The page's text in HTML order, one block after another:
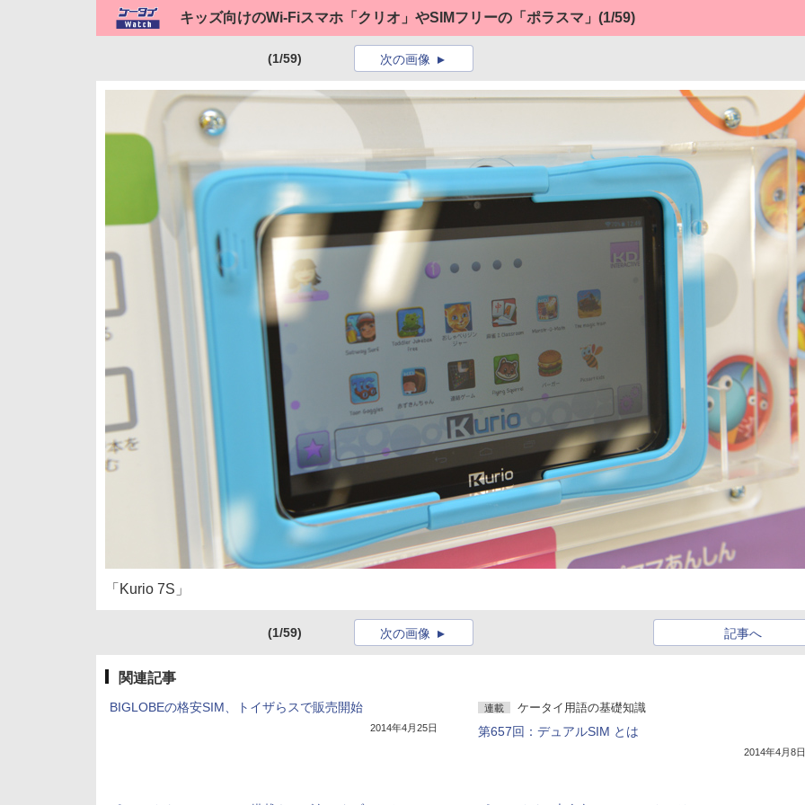
キッズ向けのWi-Fiスマホ「クリオ」やSIMフリーの「ポラスマ」 (1/59)
(1/59) 次の画像
「Kurio 7S」
(1/59) 記事へ
次の画像
関連記事
BIGLOBEの格安SIM、トイザらスで販売開始
2014年4月25日
連載 ケータイ用語の基礎知識
第657回：デュアルSIM とは
2014年4月8日